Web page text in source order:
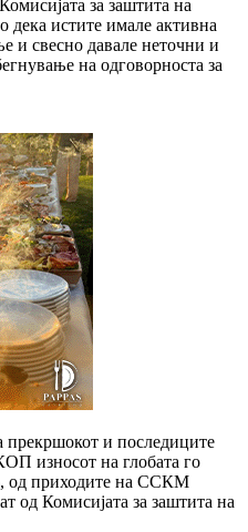
за заштита на
дека истите имале активна
и свесно давале неточни и
на одговорноста за
прекршокот и последиците
износот на глобата го
од приходите на ССКМ
од Комисијата за заштита на